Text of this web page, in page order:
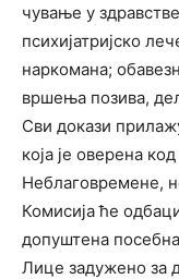
чување у
психијатријско
наркомана;
вршења позива,
Сви докази
која је оверена
Неблаговремене,
Комисија ће
допуштена
Лице задужено за